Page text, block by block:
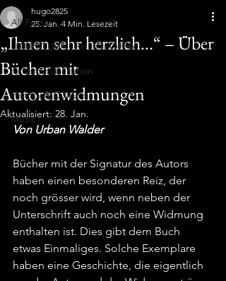
All Posts
LITERATURE - PHILOSOPHY
Recent Publication
History & Culture
Music
„Ihnen sehr herzlich...“ – Über
Bücher mit
Autorenwidmungen
hugo2825
25. Jan. 4 Min. Lesezeit
Aktualisiert: 28. Jan.
Von Urban Walder
Bücher mit der Signatur des Autors
haben einen besonderen Reiz, der
noch grösser wird, wenn neben der
Unterschrift auch noch eine Widmung
enthalten ist. Dies gibt dem Buch
etwas Einmaliges. Solche Exemplare
haben eine Geschichte, die eigentlich